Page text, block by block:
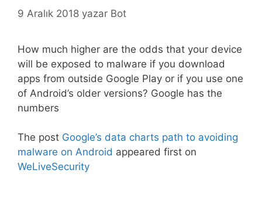
9 Aralık 2018 yazar Bot
How much higher are the odds that your device
will be exposed to malware if you download
apps from outside Google Play or if you use one
of Android’s older versions? Google has the
numbers
The post Google’s data charts path to avoiding
malware on Android appeared first on
WeLiveSecurity